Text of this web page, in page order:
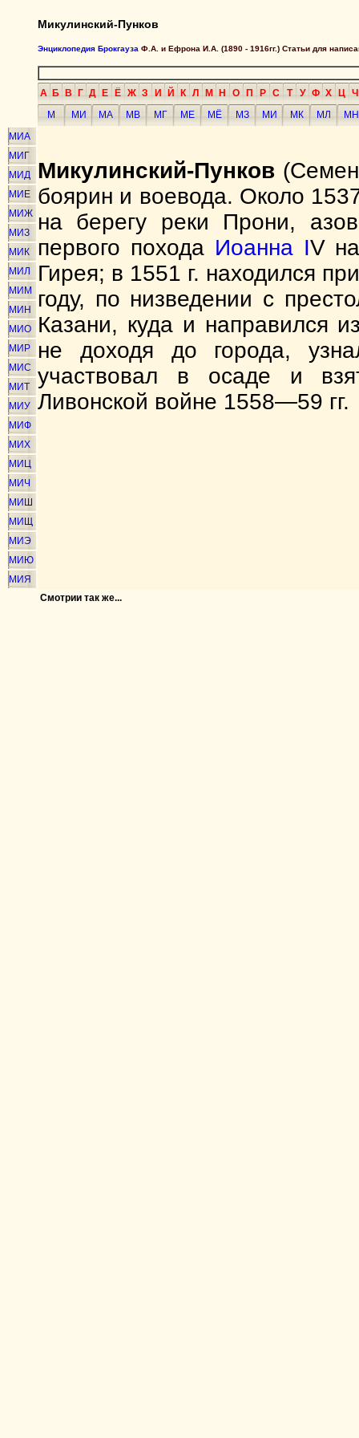
Микулинский-Пунков
Энциклопедия Брокгауза Ф.А. и Ефрона И.А. (1890 - 1916гг.) Статьи для
А Б В Г Д Е Ё Ж З И Й К Л М Н О П Р С Т У Ф Х Ц Ч
М
МИ МА МВ МГ МЕ МЁ МЗ МИ МК МЛ
МН
МИА
МИГ
МИД
МИЕ
МИЖ
МИЗ
МИК
МИЛ
МИМ
МИН
МИО
МИР
МИС
МИТ
МИУ
МИФ
МИХ
МИЦ
МИЧ
МИШ
МИЩ
МИЭ
МИЮ
МИЯ
Микулинский-Пунков
боярин и воевода. Около
на берегу реки Прони,
первого похода Иоанна IV
Гирея; в 1551 г. находился
году, по низведении с
Казани, куда и направился
не доходя до города,
участвовал в осаде и
Ливонской войне 1558—59 гг.
Смотрии так же...